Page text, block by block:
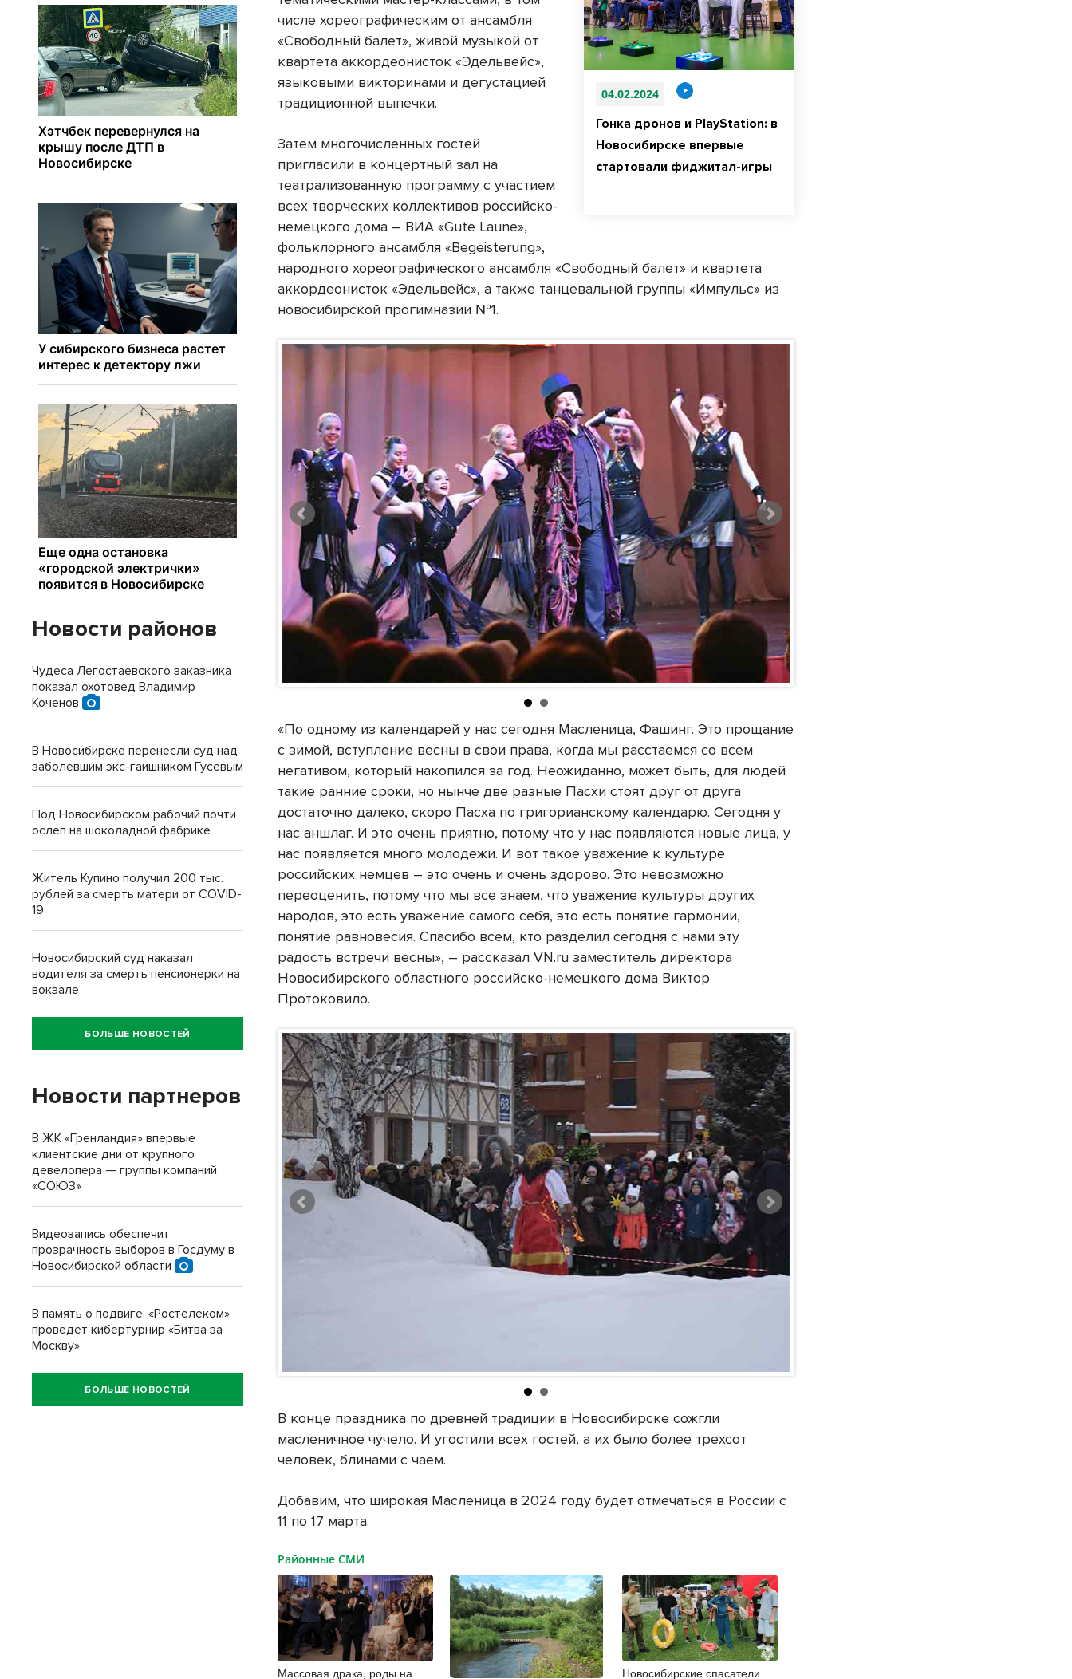
04.02.2024
Гонка дронов и PlayStation: в
Новосибирске впервые
стартовали фиджитал-игры
числе хореографическим от ансамбля
«Свободный балет», живой музыкой от
квартета аккордеонисток «Эдельвейс»,
языковыми викторинами и дегустацией
традиционной выпечки.
Затем многочисленных гостей
пригласили в концертный зал на
театрализованную программу с участием
всех творческих коллективов российско-
немецкого дома – ВИА «Gute Laune»,
фольклорного ансамбля «Begeisterung»,
народного хореографического ансамбля «Свободный балет» и квартета
аккордеонисток «Эдельвейс», а также танцевальной группы «Импульс» из
новосибирской прогимназии №1.
«По одному из календарей у нас сегодня Масленица, Фашинг. Это прощание
с зимой, вступление весны в свои права, когда мы расстаемся со всем
негативом, который накопился за год. Неожиданно, может быть, для людей
такие ранние сроки, но нынче две разные Пасхи стоят друг от друга
достаточно далеко, скоро Пасха по григорианскому календарю. Сегодня у
нас аншлаг. И это очень приятно, потому что у нас появляются новые лица, у
нас появляется много молодежи. И вот такое уважение к культуре
российских немцев – это очень и очень здорово. Это невозможно
переоценить, потому что мы все знаем, что уважение культуры других
народов, это есть уважение самого себя, это есть понятие гармонии,
понятие равновесия. Спасибо всем, кто разделил сегодня с нами эту
радость встречи весны», – рассказал VN.ru заместитель директора
Новосибирского областного российско-немецкого дома Виктор
Протоковило.
В конце праздника по древней традиции в Новосибирске сожгли
масленичное чучело. И угостили всех гостей, а их было более трехсот
человек, блинами с чаем.
Добавим, что широкая Масленица в 2024 году будет отмечаться в России с
11 по 17 марта.
Районные СМИ
Массовая драка, роды на Новосибирские спасатели
Новости районов
Чудеса Легостаевского заказника
показал охотовед Владимир
Коченов
В Новосибирске перенесли суд над
заболевшим экс-гаишником Гусевым
Под Новосибирском рабочий почти
ослеп на шоколадной фабрике
Житель Купино получил 200 тыс.
рублей за смерть матери от COVID-
19
Новосибирский суд наказал
водителя за смерть пенсионерки на
вокзале
БОЛЬШЕ НОВОСТЕЙ
Новости партнеров
В ЖК «Гренландия» впервые
клиентские дни от крупного
девелопера — группы компаний
«СОЮЗ»
Видеозапись обеспечит
прозрачность выборов в Госдуму в
Новосибирской области
В память о подвиге: «Ростелеком»
проведет кибертурнир «Битва за
Москву»
БОЛЬШЕ НОВОСТЕЙ